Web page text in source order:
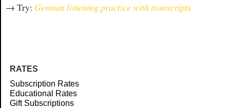
→ Try: German listening practice with transcripts
RATES
Subscription Rates
Educational Rates
Gift Subscriptions